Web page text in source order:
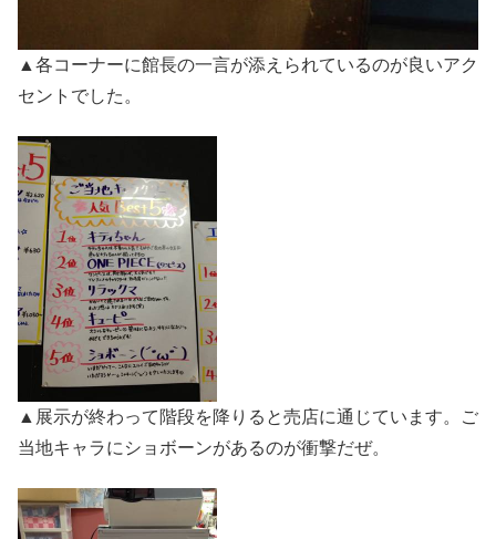
▲各コーナーに館長の一言が添えられているのが良いアク
セントでした。
▲展示が終わって階段を降りると売店に通じています。ご
当地キャラにショボーンがあるのが衝撃だぜ。